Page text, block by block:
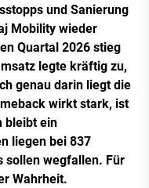
und Sanierung
Mobility wieder
Quartal 2026 stieg
legte kräftig zu,
genau darin liegt die
wirkt stark, ist
bleibt ein
liegen bei 837
sollen wegfallen. Für
Wahrheit.